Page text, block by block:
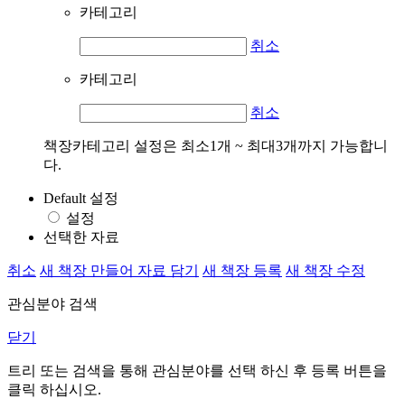
카테고리
취소
카테고리
취소
책장카테고리 설정은 최소1개 ~ 최대3개까지 가능합니
다.
Default 설정
설정
선택한 자료
취소 새 책장 만들어 자료 담기 새 책장 등록 새 책장 수정
관심분야 검색
닫기
트리 또는 검색을 통해 관심분야를 선택 하신 후 등록 버튼을
클릭 하십시오.